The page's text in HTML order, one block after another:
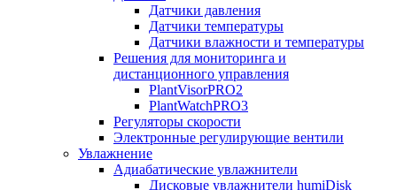
Датчики давления
Датчики температуры
Датчики влажности и температуры
Решения для мониторинга и
дистанционного управления
PlantVisorPRO2
PlantWatchPRO3
Регуляторы скорости
Электронные регулирующие вентили
Увлажнение
Адиабатические увлажнители
Дисковые увлажнители humiDisk